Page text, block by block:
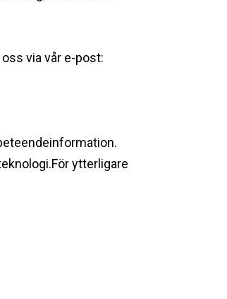
via vår e-post:
ytterligare